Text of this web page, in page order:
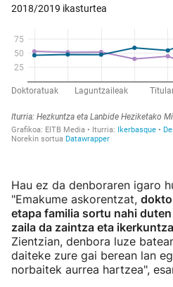
Hau ez da denboraren igaro
"Emakume askorentzat,
etapa familia sortu nahi
zaila da zaintza eta
Zientzian, denbora luze
daiteke zure gai berean lan
norbaitek aurrea hartzea",